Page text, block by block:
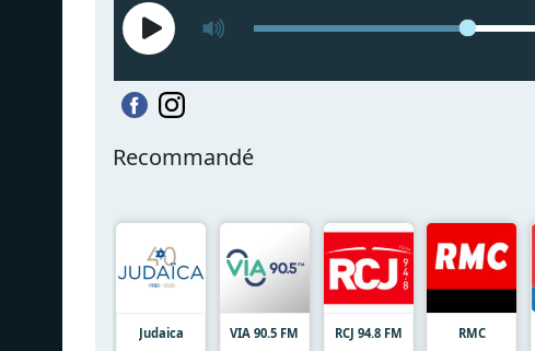
Recommandé
Judaica VIA 90.5 FM RCJ 94.8 FM RMC